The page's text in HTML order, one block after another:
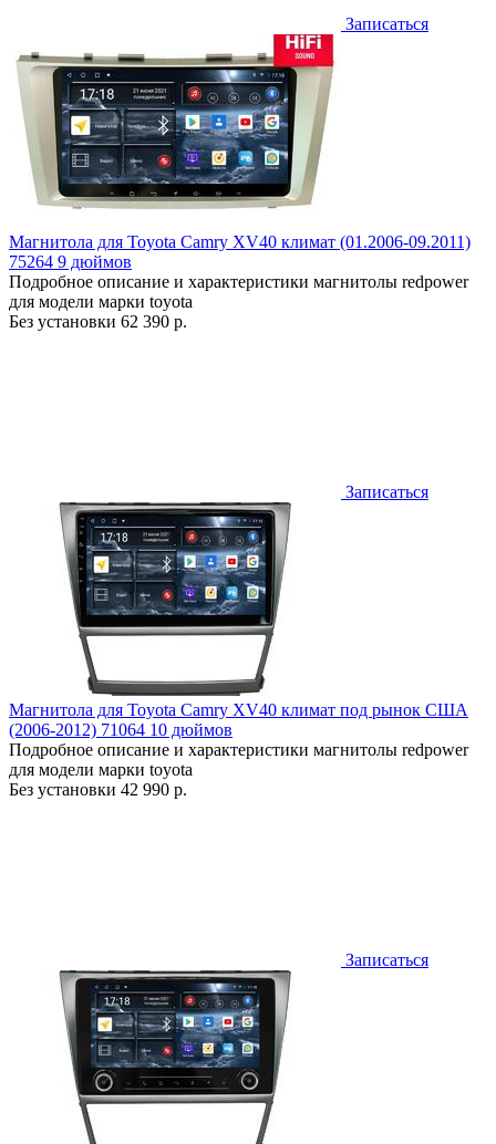
Записаться
Магнитола для Toyota Camry XV40 климат (01.2006-09.2011)
75264 9 дюймов
Подробное описание и характеристики магнитолы redpower
для модели марки toyota
Без установки 62 390 р.
Записаться
Магнитола для Toyota Camry XV40 климат под рынок США
(2006-2012) 71064 10 дюймов
Подробное описание и характеристики магнитолы redpower
для модели марки toyota
Без установки 42 990 р.
Записаться